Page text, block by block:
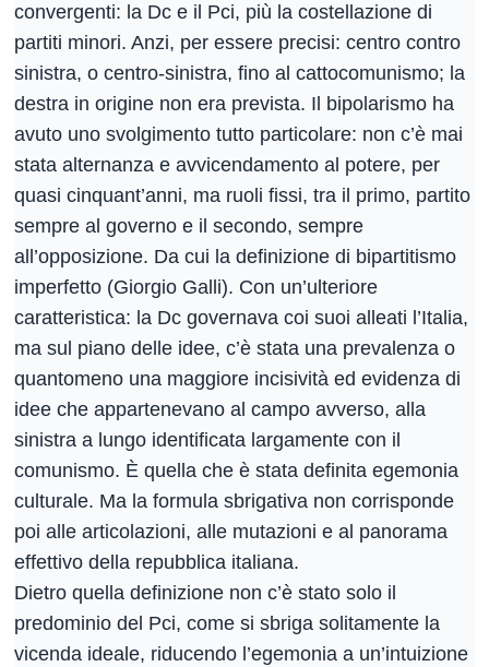
convergenti: la Dc e il Pci, più la costellazione di
partiti minori. Anzi, per essere precisi: centro contro
sinistra, o centro-sinistra, fino al cattocomunismo; la
destra in origine non era prevista. Il bipolarismo ha
avuto uno svolgimento tutto particolare: non c’è mai
stata alternanza e avvicendamento al potere, per
quasi cinquant’anni, ma ruoli fissi, tra il primo, partito
sempre al governo e il secondo, sempre
all’opposizione. Da cui la definizione di bipartitismo
imperfetto (Giorgio Galli). Con un’ulteriore
caratteristica: la Dc governava coi suoi alleati l’Italia,
ma sul piano delle idee, c’è stata una prevalenza o
quantomeno una maggiore incisività ed evidenza di
idee che appartenevano al campo avverso, alla
sinistra a lungo identificata largamente con il
comunismo. È quella che è stata definita egemonia
culturale. Ma la formula sbrigativa non corrisponde
poi alle articolazioni, alle mutazioni e al panorama
effettivo della repubblica italiana.
Dietro quella definizione non c’è stato solo il
predominio del Pci, come si sbriga solitamente la
vicenda ideale, riducendo l’egemonia a un’intuizione